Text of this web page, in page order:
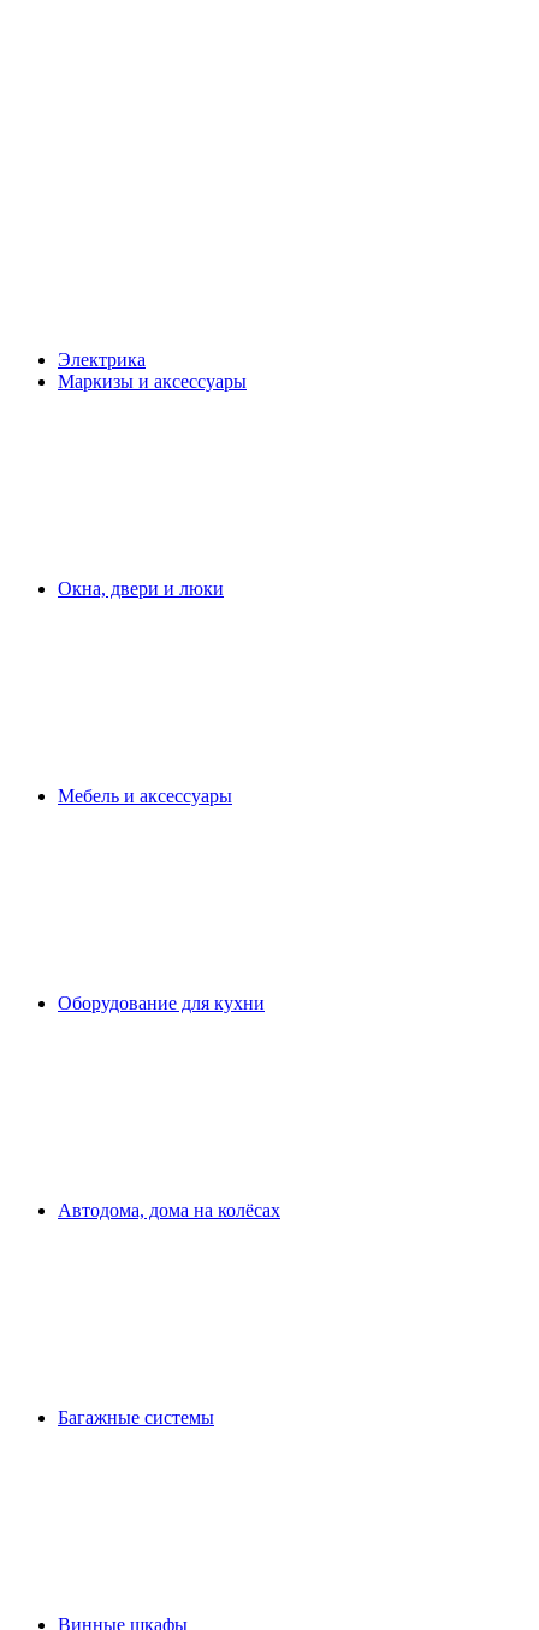
Электрика
Маркизы и аксессуары
Окна, двери и люки
Мебель и аксессуары
Оборудование для кухни
Автодома, дома на колёсах
Багажные системы
Винные шкафы